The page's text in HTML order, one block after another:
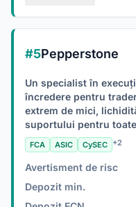
#5Pepperstone
Un specialist în
încredere pentru
extrem de mici,
suportului pentru
FCA ASIC CySEC +2
Avertisment de risc
Depozit min.